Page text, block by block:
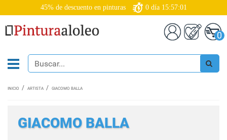
45% de descuento en pinturas 0 día 15:56:59
0
INICIO ARTISTA GIACOMO BALLA
GIACOMO BALLA